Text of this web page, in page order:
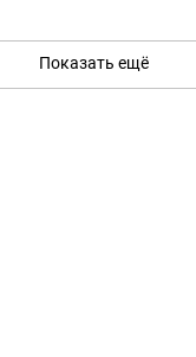
Показать ещё